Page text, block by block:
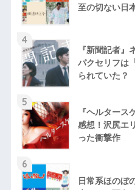
至の切ない日
4
『新聞記者』
パクセリフは
られていた？
5
『ヘルタース
感想！沢尻エ
った衝撃作
6
日常系ほのぼ